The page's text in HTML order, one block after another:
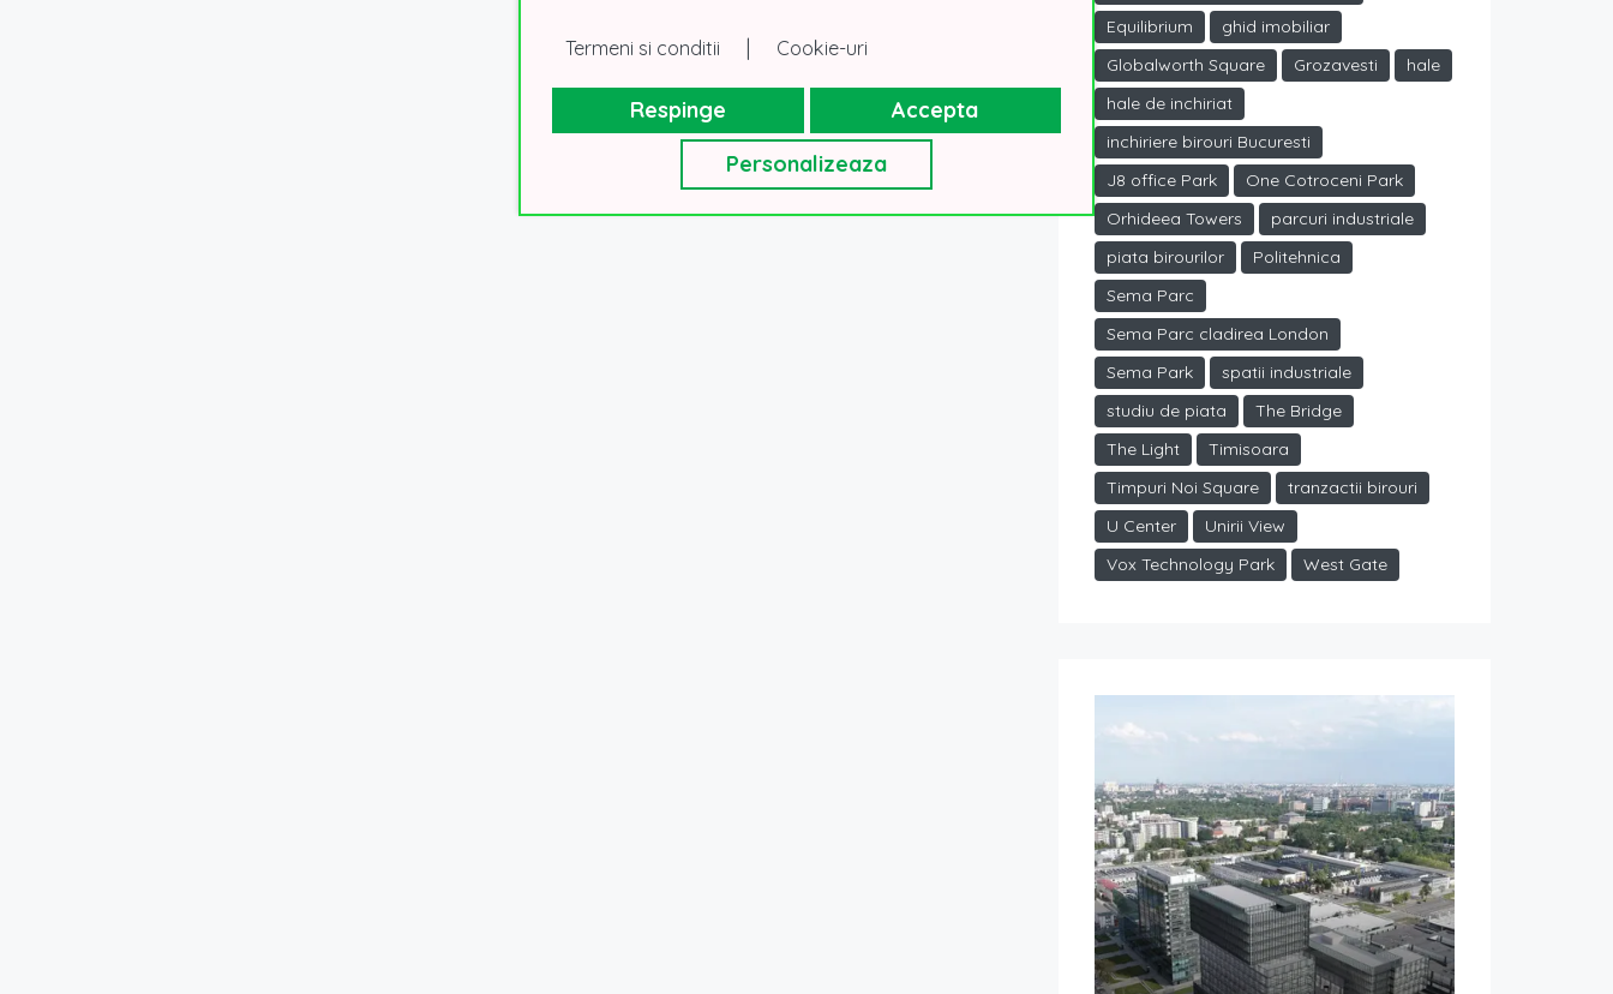
Equilibrium
ghid imobiliar
Globalworth Square
Grozavesti
hale
hale de inchiriat
inchiriere birouri Bucuresti
J8 office Park
One Cotroceni Park
Orhideea Towers
parcuri industriale
piata birourilor
Politehnica
Sema Parc
Sema Parc cladirea London
Sema Park
spatii industriale
studiu de piata
The Bridge
The Light
Timisoara
Timpuri Noi Square
tranzactii birouri
U Center
Unirii View
Vox Technology Park
West Gate
Termeni si conditii | Cookie-uri
Respinge
Accepta
Personalizeaza